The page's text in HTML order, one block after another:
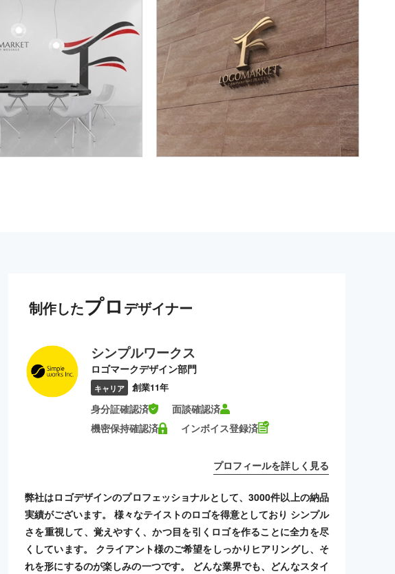
制作したプロ デザイナー
シンプルワークス
ロゴマークデザイン部門
キャリア 創業11年
身分証確認済
面談確認済
機密保持確認済
インボイス登録済
プロフィールを詳しく見る
弊社はロゴデザインのプロフェッショナルとして、3000件以上の納品
実績がございます。 様々なテイストのロゴを得意としており シンプル
さを重視して、覚えやすく、かつ目を引くロゴを作ることに全力を尽
くしています。 クライアント様のご希望をしっかりヒアリングし、そ
れを形にするのが楽しみの一つです。 どんな業界でも、どんなスタイ